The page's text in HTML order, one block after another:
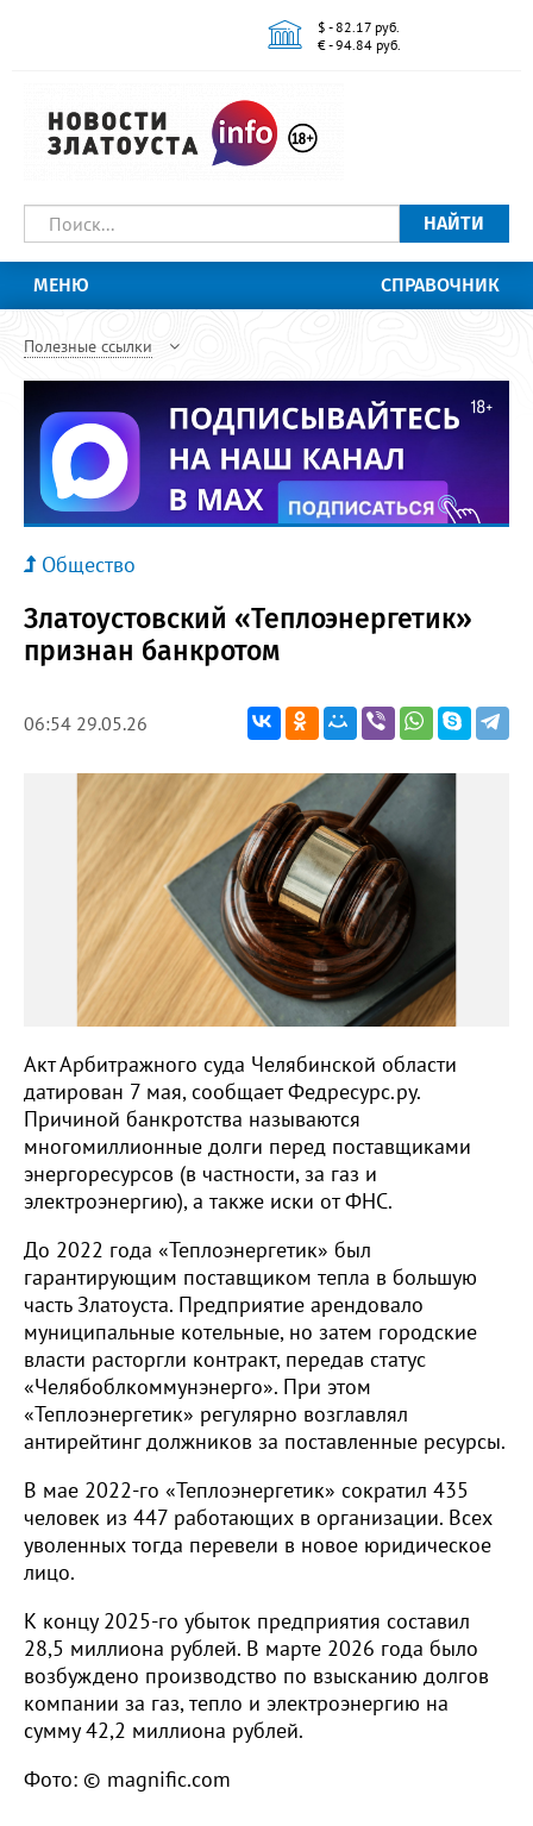
$ - 82.17 руб.
€ - 94.84 руб.
НАЙТИ
МЕНЮ СПРАВОЧНИК
Полезные ссылки
Общество
Златоустовский «Теплоэнергетик»
признан банкротом
06:54 29.05.26
Акт Арбитражного суда Челябинской области
датирован 7 мая, сообщает Федресурс.ру.
Причиной банкротства называются
многомиллионные долги перед поставщиками
энергоресурсов (в частности, за газ и
электроэнергию), а также иски от ФНС.
До 2022 года «Теплоэнергетик» был
гарантирующим поставщиком тепла в большую
часть Златоуста. Предприятие арендовало
муниципальные котельные, но затем городские
власти расторгли контракт, передав статус
«Челябоблкоммунэнерго». При этом
«Теплоэнергетик» регулярно возглавлял
антирейтинг должников за поставленные ресурсы.
В мае 2022-го «Теплоэнергетик» сократил 435
человек из 447 работающих в организации. Всех
уволенных тогда перевели в новое юридическое
лицо.
К концу 2025-го убыток предприятия составил
28,5 миллиона рублей. В марте 2026 года было
возбуждено производство по взысканию долгов
компании за газ, тепло и электроэнергию на
сумму 42,2 миллиона рублей.
Фото: © magnific.com